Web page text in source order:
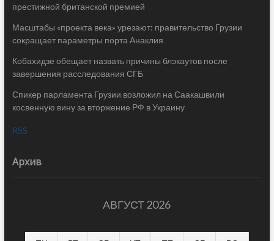
престижной британской премией
Масштабы «проекта века» урезают: правительство Грузии
сокращает параметры порта Анаклия
Кобахидзе обещает назвать причины блэкаутов после
завершения расследования СГБ
Спикер парламента Грузии возложил на Саакашвили
косвенную вину за вторжение РФ в Украину
RSS
Архив
АВГУСТ 2026